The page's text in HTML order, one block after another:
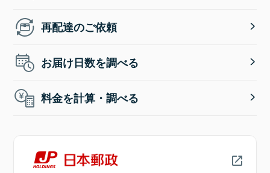
再配達のご依頼
お届け日数を調べる
料金を計算・調べる